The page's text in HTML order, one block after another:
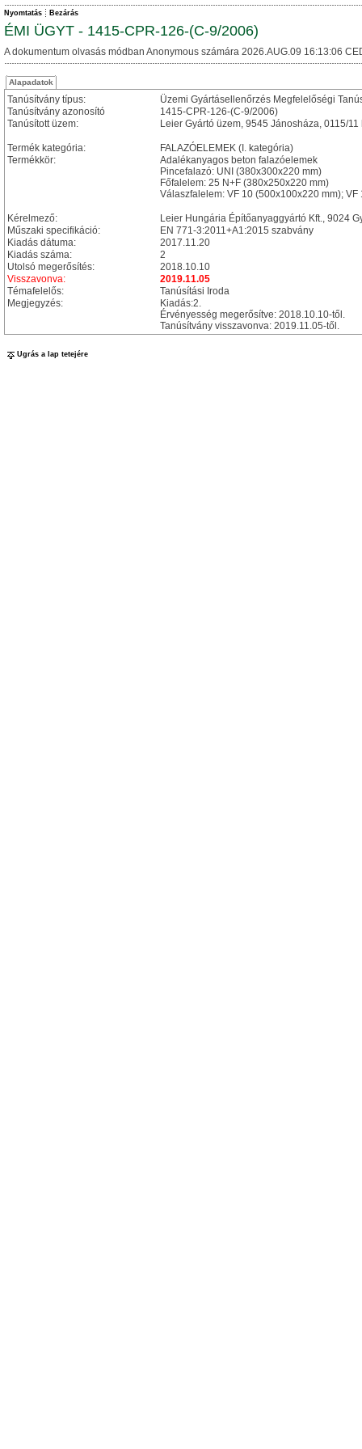
Nyomtatás Bezárás
ÉMI ÜGYT - 1415-CPR-126-(C-9/2006)
A dokumentum olvasás módban Anonymous számára 2026.AUG.09 16:13:06
Alapadatok
Tanúsítvány típus:
Üzemi Gyártásellenőrzés Megfelelőségi
Tanúsítvány azonosító
1415-CPR-126-(C-9/2006)
Tanúsított üzem:
Leier Gyártó üzem, 9545 Jánosháza, 0115/11
Termék kategória:
FALAZÓELEMEK (I. kategória)
Termékkör:
Adalékanyagos beton falazóelemek
Pincefalazó: UNI (380x300x220 mm)
Főfalelem: 25 N+F (380x250x220 mm)
Válaszfalelem: VF 10 (500x100x220 mm);
Kérelmező:
Leier Hungária Építőanyaggyártó Kft., 9024
Műszaki specifikáció:
EN 771-3:2011+A1:2015 szabvány
Kiadás dátuma:
2017.11.20
Kiadás száma:
2
Utolsó megerősítés:
2018.10.10
Visszavonva:
2019.11.05
Témafelelős:
Tanúsítási Iroda
Megjegyzés:
Kiadás:2.
Érvényesség megerősítve: 2018.10.10-től.
Tanúsítvány visszavonva: 2019.11.05-től.
Ugrás a lap tetejére